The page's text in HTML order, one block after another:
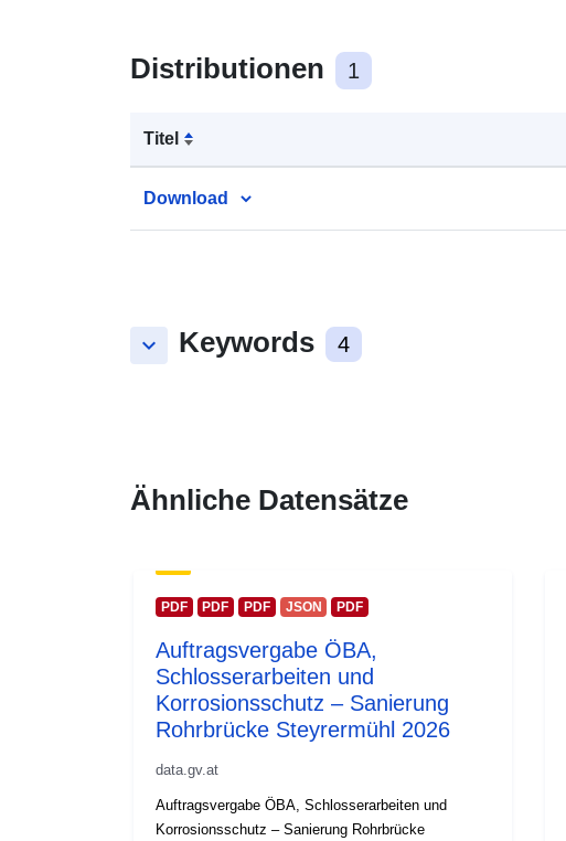
Distributionen 1
Titel
Download
keyboard_arrow_down Keywords 4
Ähnliche Datensätze
PDF PDF PDF JSON PDF
Auftragsvergabe ÖBA,
Schlosserarbeiten und
Korrosionsschutz – Sanierung
Rohrbrücke Steyrermühl 2026
data.gv.at
Auftragsvergabe ÖBA, Schlosserarbeiten und
Korrosionsschutz – Sanierung Rohrbrücke